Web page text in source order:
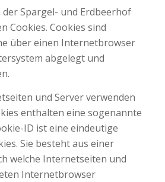
Spargel- und Erdbeerhof
Cookies. Cookies sind
über einen Internetbrowser
abgelegt und
und Server verwenden
enthalten eine sogenannte
ID ist eine eindeutige
Sie besteht aus einer
welche Internetseiten und
Internetbrowser